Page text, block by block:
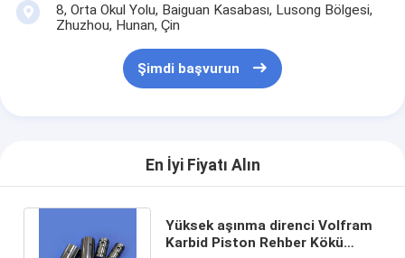
8, Orta Okul Yolu, Baiguan Kasabası, Lusong Bölgesi,
Zhuzhou, Hunan, Çin
Şimdi başvurun
En İyi Fiyatı Alın
Yüksek aşınma direnci Volfram
Karbid Piston Rehber Kökü